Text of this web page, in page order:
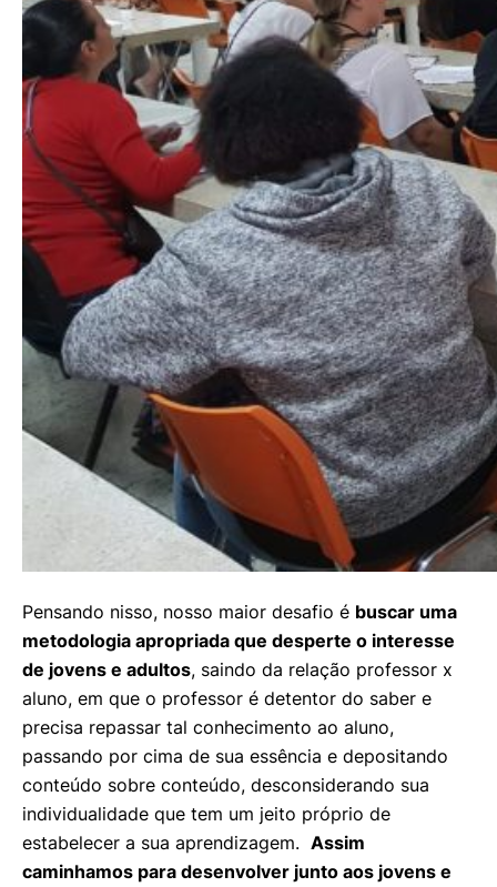
Pensando nisso, nosso maior desafio é buscar uma
metodologia apropriada que desperte o interesse
de jovens e adultos, saindo da relação professor x
aluno, em que o professor é detentor do saber e
precisa repassar tal conhecimento ao aluno,
passando por cima de sua essência e depositando
conteúdo sobre conteúdo, desconsiderando sua
individualidade que tem um jeito próprio de
estabelecer a sua aprendizagem. Assim
caminhamos para desenvolver junto aos jovens e